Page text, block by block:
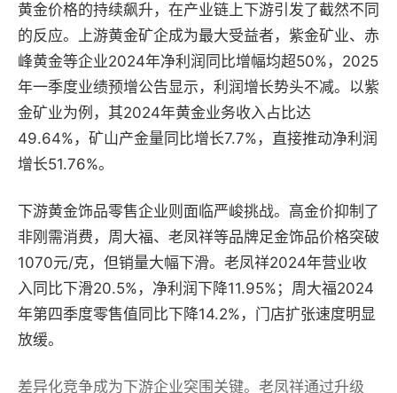
黄金价格的持续飙升，在产业链上下游引发了截然不同
的反应。上游黄金矿企成为最大受益者，紫金矿业、赤
峰黄金等企业2024年净利润同比增幅均超50%，2025
年一季度业绩预增公告显示，利润增长势头不减。以紫
金矿业为例，其2024年黄金业务收入占比达
49.64%，矿山产金量同比增长7.7%，直接推动净利润
增长51.76%。
下游黄金饰品零售企业则面临严峻挑战。高金价抑制了
非刚需消费，周大福、老凤祥等品牌足金饰品价格突破
1070元/克，但销量大幅下滑。老凤祥2024年营业收
入同比下滑20.5%，净利润下降11.95%；周大福2024
年第四季度零售值同比下降14.2%，门店扩张速度明显
放缓。
差异化竞争成为下游企业突围关键。老凤祥通过升级